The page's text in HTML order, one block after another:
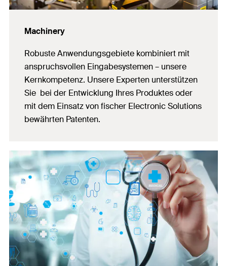
Machinery
Robuste Anwendungsgebiete kombiniert mit
anspruchsvollen Eingabesystemen – unsere
Kernkompetenz. Unsere Experten unterstützen
Sie bei der Entwicklung Ihres Produktes oder
mit dem Einsatz von fischer Electronic Solutions
bewährten Patenten.